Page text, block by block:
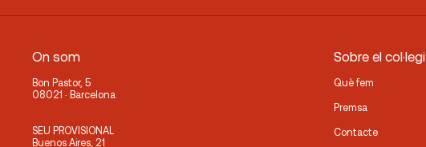
On som
Bon Pastor, 5
08021 · Barcelona
SEU PROVISIONAL
Buenos Aires, 21
Sobre el col·legi
Què fem
Premsa
Contacte